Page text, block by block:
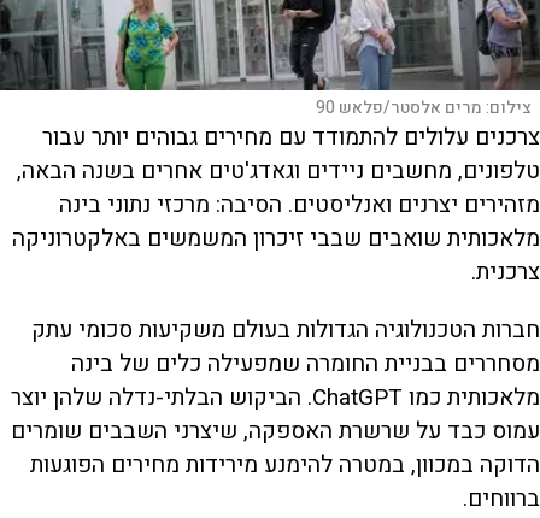
צילום:מרים אלסטר/פלאש 90
צרכנים עלולים להתמודד עם מחירים גבוהים יותר עבור
טלפונים, מחשבים ניידים וגאדג'טים אחרים בשנה הבאה,
מזהירים יצרנים ואנליסטים. הסיבה: מרכזי נתוני בינה
מלאכותית שואבים שבבי זיכרון המשמשים באלקטרוניקה
צרכנית.
חברות הטכנולוגיה הגדולות בעולם משקיעות סכומי עתק
מסחררים בבניית החומרה שמפעילה כלים של בינה
מלאכותית כמו ChatGPT. הביקוש הבלתי-נדלה שלהן יוצר
עמוס כבד על שרשרת האספקה, שיצרני השבבים שומרים
הדוקה במכוון, במטרה להימנע מירידות מחירים הפוגעות
ברווחים.